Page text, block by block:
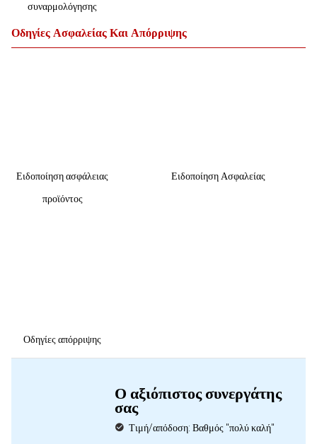
συναρμολόγησης
Οδηγίες Ασφαλείας Και Απόρριψης
Ειδοποίηση ασφάλειας
προϊόντος
Ειδοποίηση Ασφαλείας
Οδηγίες απόρριψης
Ο αξιόπιστος συνεργάτης
σας
Τιμή/απόδοση: Βαθμός "πολύ καλή"